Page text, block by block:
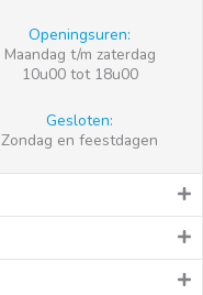
Openingsuren:
Maandag t/m zaterdag
10u00 tot 18u00
Gesloten:
Zondag en feestdagen